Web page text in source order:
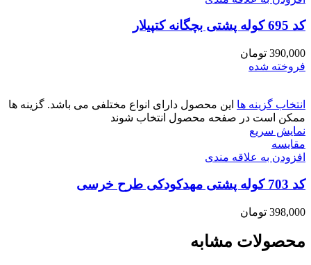
کد 695 کوله پشتی بچگانه کتپیلار
390,000 تومان
فروخته شده
انتخاب گزینه ها این محصول دارای انواع مختلفی می باشد. گزینه ها
ممکن است در صفحه محصول انتخاب شوند
نمایش سریع
مقايسه
افزودن به علاقه مندی
کد 703 کوله پشتی مهدکودکی طرح خرسی
398,000 تومان
محصولات مشابه